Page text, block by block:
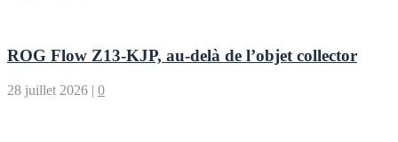
ROG Flow Z13-KJP, au-delà de l’objet collector
28 juillet 2026 | 0